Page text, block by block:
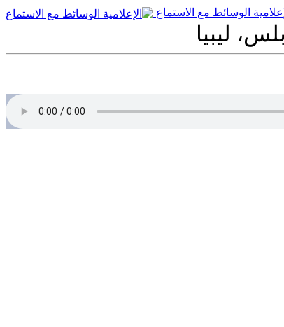
الوسائط مع الاستماع